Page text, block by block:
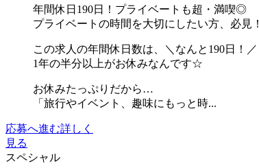
年間休日190日！プライベートも超・満喫◎
プライベートの時間を大切にしたい方、必見！
この求人の年間休日数は、＼なんと190日！／
1年の半分以上がお休みなんです☆
お休みたっぷりだから…
「旅行やイベント、趣味にもっと時...
応募へ進む詳しく
見る
スペシャル